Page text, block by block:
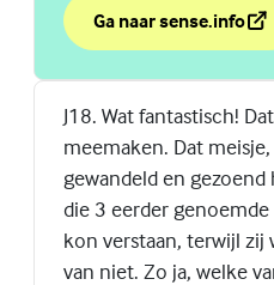
Ga naar sense.info
over Jouw
(Externe link)
J18. Wat fantastisch!
meemaken. Dat
gewandeld en gezoend
die 3 eerder
kon verstaan, terwijl
van niet. Zo ja, welke